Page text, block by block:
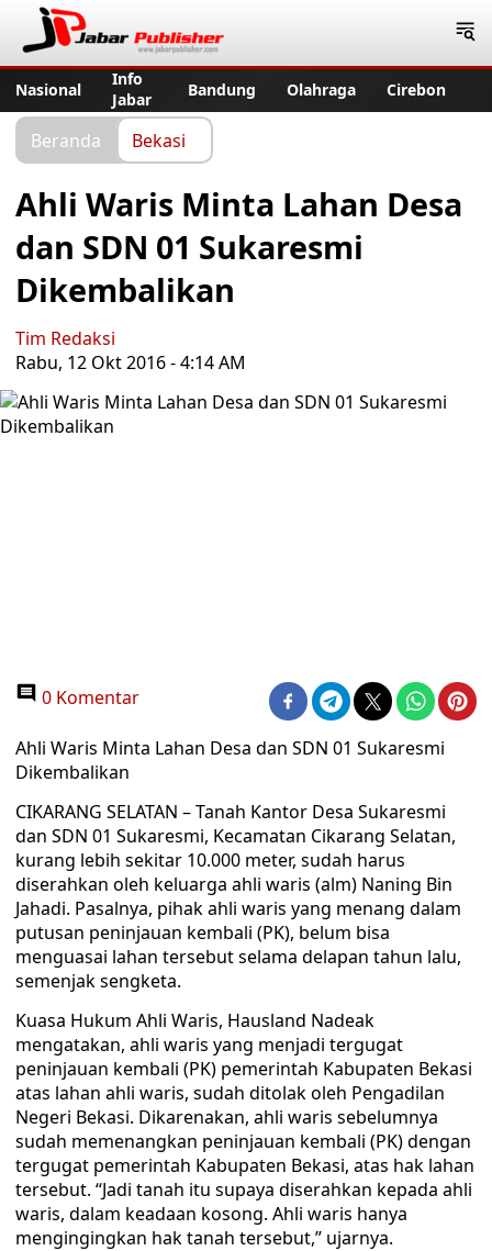
Nasional
Info
Jabar
Bandung Olahraga Cirebon
Beranda Bekasi
Ahli Waris Minta Lahan Desa
dan SDN 01 Sukaresmi
Dikembalikan
Tim Redaksi
Rabu, 12 Okt 2016 - 4:14 AM
0 Komentar
Ahli Waris Minta Lahan Desa dan SDN 01 Sukaresmi
Dikembalikan
CIKARANG SELATAN – Tanah Kantor Desa Sukaresmi
dan SDN 01 Sukaresmi, Kecamatan Cikarang Selatan,
kurang lebih sekitar 10.000 meter, sudah harus
diserahkan oleh keluarga ahli waris (alm) Naning Bin
Jahadi. Pasalnya, pihak ahli waris yang menang dalam
putusan peninjauan kembali (PK), belum bisa
menguasai lahan tersebut selama delapan tahun lalu,
semenjak sengketa.
Kuasa Hukum Ahli Waris, Hausland Nadeak
mengatakan, ahli waris yang menjadi tergugat
peninjauan kembali (PK) pemerintah Kabupaten Bekasi
atas lahan ahli waris, sudah ditolak oleh Pengadilan
Negeri Bekasi. Dikarenakan, ahli waris sebelumnya
sudah memenangkan peninjauan kembali (PK) dengan
tergugat pemerintah Kabupaten Bekasi, atas hak lahan
tersebut. “Jadi tanah itu supaya diserahkan kepada ahli
waris, dalam keadaan kosong. Ahli waris hanya
mengingingkan hak tanah tersebut,” ujarnya.